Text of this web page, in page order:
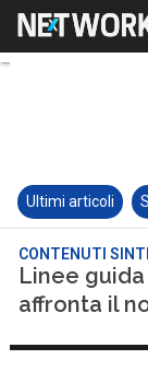
Ultimi articoli
CONTENUTI
Linee
affronta il